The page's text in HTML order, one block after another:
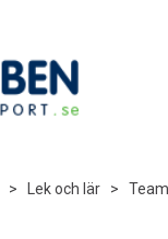
> Lek och lär >